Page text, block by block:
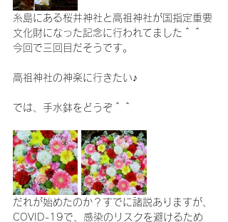
糸島にある桜井神社と高祖神社が国指定重要
文化財になった記念に行われてました＾＾
今回で三回目だそうです。
高祖神社の神楽に行きたい♪
では、手水鉢をどうぞ＾＾
だれが始めたのか？すでに諸説ありますが、
COVID-19で、感染のリスクを避けるため